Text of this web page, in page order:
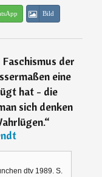
Bild
der
eine
hat - die
sich denken
“
dtv 1989. S.